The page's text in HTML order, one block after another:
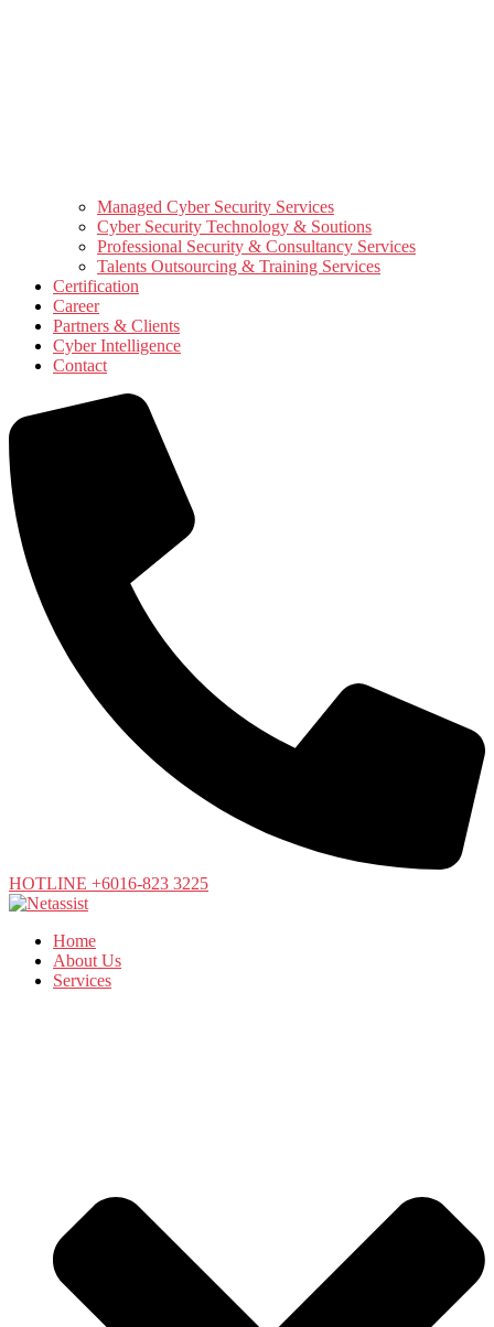
Managed Cyber Security Services
Cyber Security Technology & Soutions
Professional Security & Consultancy Services
Talents Outsourcing & Training Services
Certification
Career
Partners & Clients
Cyber Intelligence
Contact
HOTLINE +6016-823 3225
Home
About Us
Services